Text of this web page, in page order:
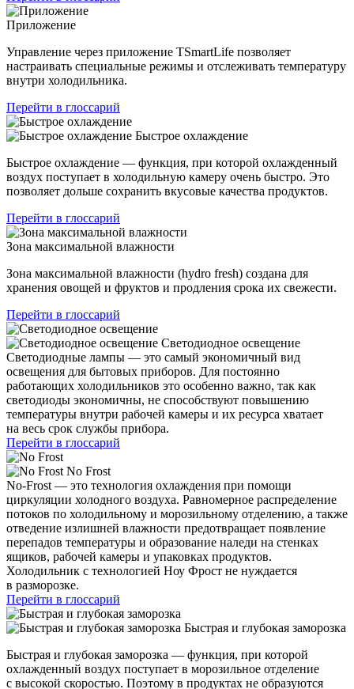
Приложение
Управление через приложение TSmartLife позволяет
настраивать специальные режимы и отслеживать температуру
внутри холодильника.
Перейти в глоссарий
Быстрое охлаждение
Быстрое охлаждение — функция, при которой охлажденный
воздух поступает в холодильную камеру очень быстро. Это
позволяет дольше сохранить вкусовые качества продуктов.
Перейти в глоссарий
Зона максимальной влажности
Зона максимальной влажности (hydro fresh) создана для
хранения овощей и фруктов и продления срока их свежести.
Перейти в глоссарий
Светодиодное освещение
Светодиодные лампы — это самый экономичный вид
освещения для бытовых приборов. Для постоянно
работающих холодильников это особенно важно, так как
светодиоды экономичны, не способствуют повышению
температуры внутри рабочей камеры и их ресурса хватает
на весь срок службы прибора.
Перейти в глоссарий
No Frost
No-Frost — это технология охлаждения при помощи
циркуляции холодного воздуха. Равномерное распределение
потоков по холодильному и морозильному отделению, а также
отведение излишней влажности предотвращает появление
перепадов температуры и образование наледи на стенках
ящиков, рабочей камеры и упаковках продуктов.
Холодильник с технологией Ноу Фрост не нуждается
в разморозке.
Перейти в глоссарий
Быстрая и глубокая заморозка
Быстрая и глубокая заморозка — функция, при которой
охлажденный воздух поступает в морозильное отделение
с высокой скоростью. Поэтому в продуктах не образуются